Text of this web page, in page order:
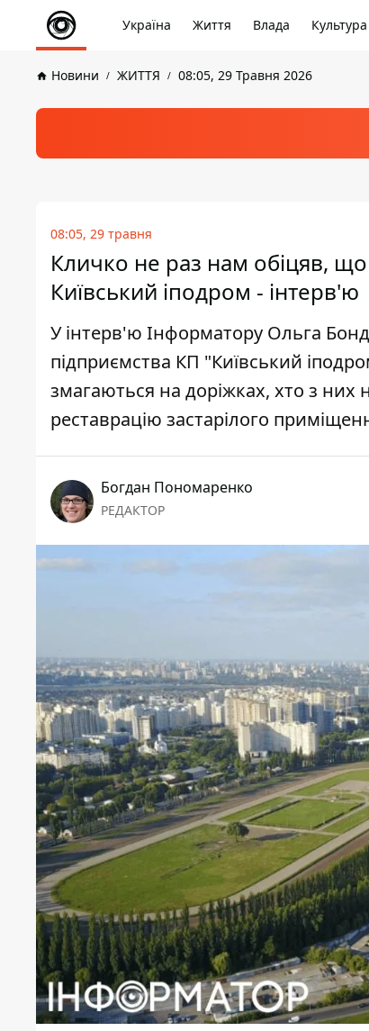
Україна Життя Влада Культура
Новини ЖИТТЯ 08:05, 29 Травня 2026
08:05, 29 травня
Кличко не раз нам обіцяв,
Київський іподром - інтерв'ю
У інтерв'ю Інформатору Ольга
підприємства КП "Київський
змагаються на доріжках, хто з
реставрацію застарілого
Богдан Пономаренко
РЕДАКТОР